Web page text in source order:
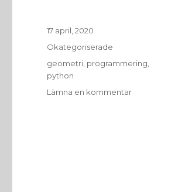
Publicerat
den
17 april, 2020
Kategorier
Okategoriserade
Etiketter
geometri programmering
python
Lämna en kommentartill